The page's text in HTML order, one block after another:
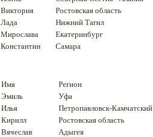
Виктория Ростовская область
Лада Нижний Тагил
Мирослава Екатеринбург
Константин Самара
Имя Регион
Эмиль Уфа
Илья Петропавловск-Камчатский
Кирилл Ростовская область
Вячеслав Адыгея